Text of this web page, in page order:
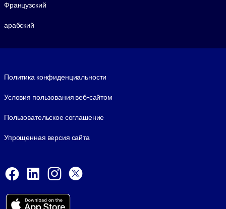
Французский
арабский
Политика конфиденциальности
Условия пользования веб-сайтом
Пользовательское соглашение
Упрощенная версия сайта
Facebook
LinkedInInstagram